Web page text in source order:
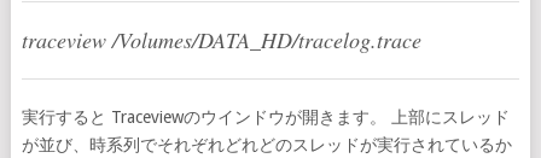
traceview /Volumes/DATA_HD/tracelog.trace
実行すると Traceviewのウインドウが開きます。 上部にスレッド
が並び、時系列でそれぞれどれどのスレッドが実行されているか